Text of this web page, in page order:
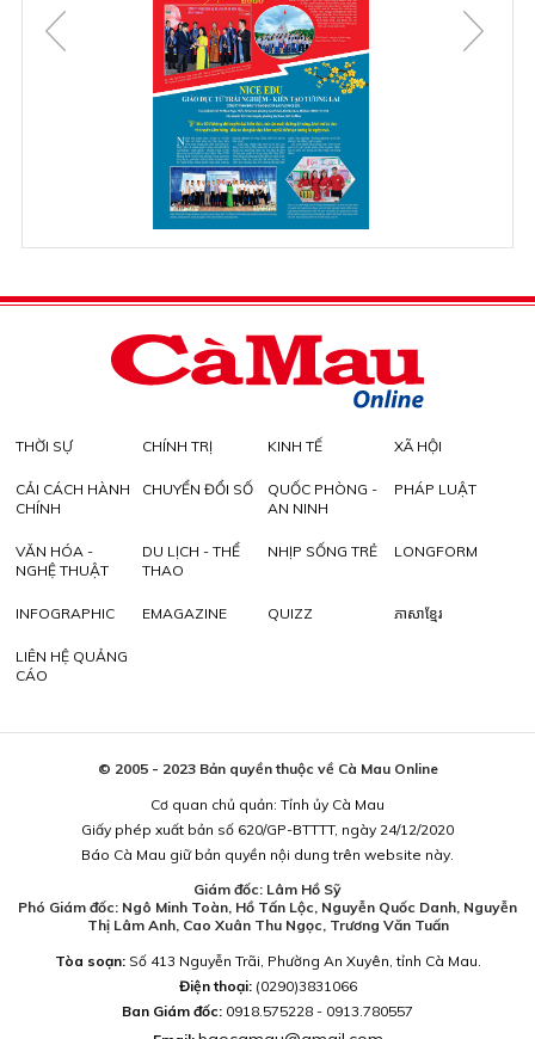
THỜI SỰ CHÍNH TRỊ KINH TẾ XÃ HỘI
CẢI CÁCH HÀNH
CHÍNH
CHUYỂN ĐỔI SỐ
QUỐC PHÒNG -
AN NINH
PHÁP LUẬT
VĂN HÓA -
NGHỆ THUẬT
DU LỊCH - THỂ
THAO
NHỊP SỐNG TRẺ LONGFORM
INFOGRAPHIC EMAGAZINE QUIZZ ភាសាខ្មែរ
LIÊN HỆ QUẢNG
CÁO
© 2005 - 2023 Bản quyền thuộc về Cà Mau Online
Cơ quan chủ quản: Tỉnh ủy Cà Mau
Giấy phép xuất bản số 620/GP-BTTTT, ngày 24/12/2020
Báo Cà Mau giữ bản quyền nội dung trên website này.
Giám đốc: Lâm Hồ Sỹ
Phó Giám đốc: Ngô Minh Toàn, Hồ Tấn Lộc, Nguyễn Quốc Danh, Nguyễn
Thị Lâm Anh, Cao Xuân Thu Ngọc, Trương Văn Tuấn
Tòa soạn:Số 413 Nguyễn Trãi, Phường An Xuyên, tỉnh Cà Mau.
Điện thoại: (0290)3831066
Ban Giám đốc: 0918.575228 - 0913.780557